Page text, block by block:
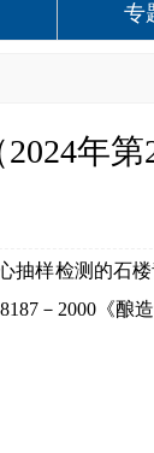
专
年第2
抽样检测 的石
－2000《酿